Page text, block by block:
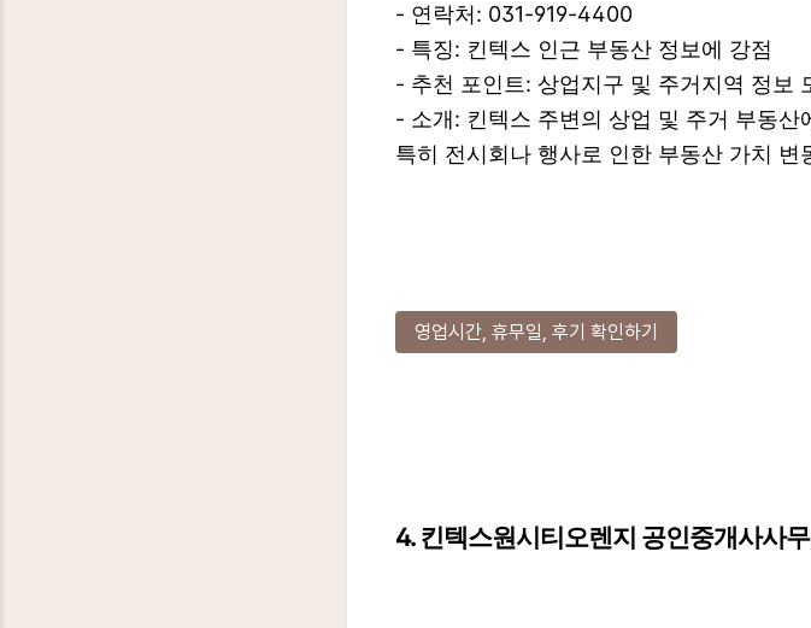
- 연락처: 031-919-4400
- 특징: 킨텍스 인근 부동산 정보에 강점
- 추천 포인트: 상업지구 및 주거지역 정보
- 소개: 킨텍스 주변의 상업 및 주거 부동
특히 전시회나 행사로 인한 부동산 가치
영업시간, 휴무일, 후기 확인하기
4. 킨텍스원시티오렌지 공인중개사사